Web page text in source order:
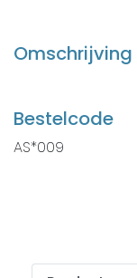
Omschrijving
Bestelcode
AS*009